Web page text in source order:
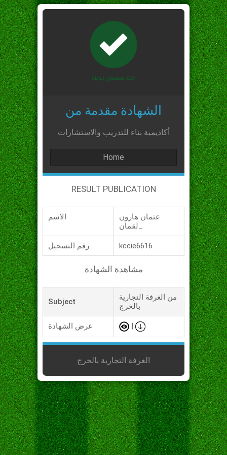
الشهادة مقدمة من
أكاديمية بناء للتدريب والاستشارات
Home
RESULT PUBLICATION
الاسم
عثمان هارون
رقم التسجيل kccie6616
مشاهدة الشهادة
Subject
من الغرفة التجارية
بالخرج
عرض الشهادة
الغرفة التجارية بالخرج